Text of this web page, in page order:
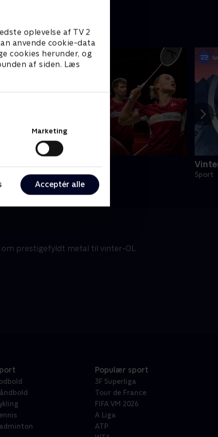
oplevelse af TV 2
anvende cookie-data
cookies herunder, og
af siden. Læs
Marketing
Acceptér alle
Sport
om prestigefyldt metal til vinter-OL
Populær sport
3F Superliga
Tour de France
FIFA VM 2026
A Liga
ATP